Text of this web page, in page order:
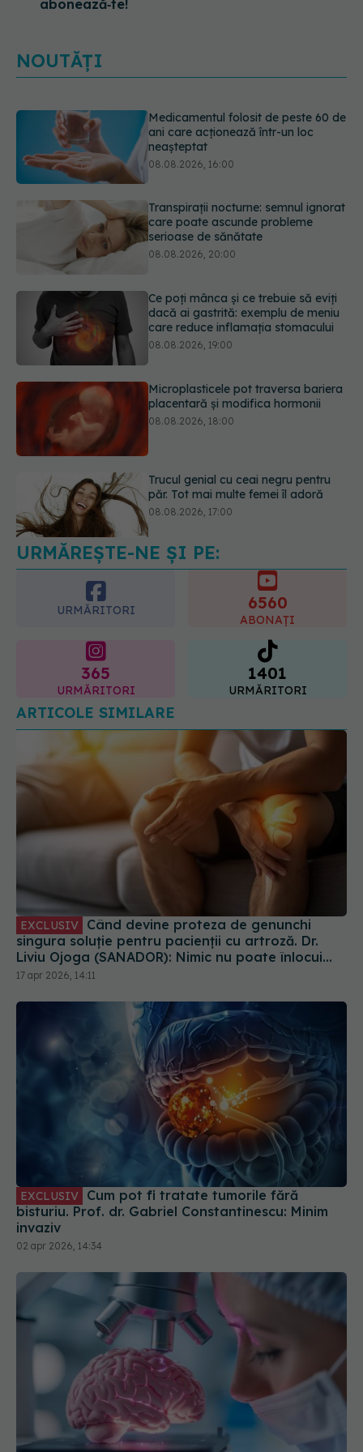
abonează‑te!
NOUTĂȚI
Medicamentul folosit de peste 60 de
ani care acționează într-un loc
neașteptat
08.08.2026, 16:00
Transpirații nocturne: semnul ignorat
care poate ascunde probleme
serioase de sănătate
08.08.2026, 20:00
Ce poți mânca și ce trebuie să eviți
dacă ai gastrită: exemplu de meniu
care reduce inflamația stomacului
08.08.2026, 19:00
Microplasticele pot traversa bariera
placentară și modifica hormonii
08.08.2026, 18:00
Trucul genial cu ceai negru pentru
păr. Tot mai multe femei îl adoră
08.08.2026, 17:00
URMĂREȘTE-NE ȘI PE:
URMĂRITORI 6560
ABONAȚI
365
URMĂRITORI
1401
URMĂRITORI
ARTICOLE SIMILARE
EXCLUSIV
singura soluție pentru pacienții cu artroză. Dr.
Liviu Ojoga (SANADOR): Nimic nu poate înlocui
cartilajul
17 apr 2026, 14:11
EXCLUSIV
bisturiu. Prof. dr. Gabriel Constantinescu: Minim
invaziv
02 apr 2026, 14:34